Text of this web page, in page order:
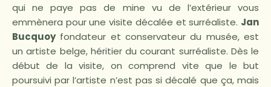
qui ne paye pas de mine vu de l’extérieur vous
emmènera pour une visite décalée et surréaliste. Jan
Bucquoyfondateur et conservateur du musée, est
un artiste belge, héritier du courant surréaliste. Dès le
début de la visite, on comprend vite que le but
poursuivi par l’artiste n’est pas si décalé que ça, mais